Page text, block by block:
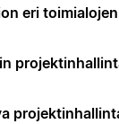
eri